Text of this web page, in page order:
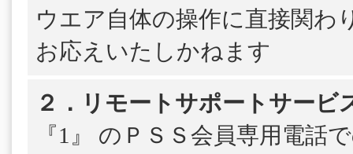
ウエア自体の操作に直接関わ
お応えいたしかねます
２．リモートサポートサービ
『1』 のＰＳＳ会員専用電話